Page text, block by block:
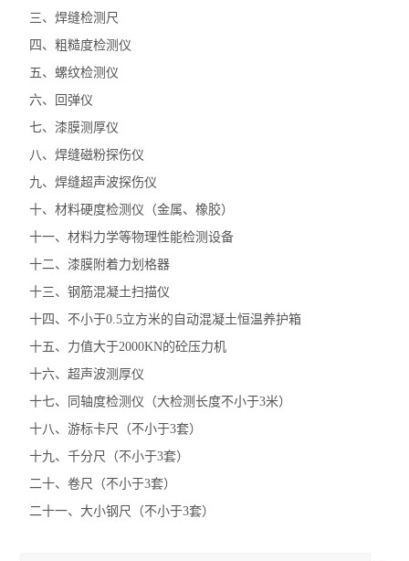
三、焊缝检测尺
四、粗糙度检测仪
五、螺纹检测仪
六、回弹仪
七、漆膜测厚仪
八、焊缝磁粉探伤仪
九、焊缝超声波探伤仪
十、材料硬度检测仪（金属、橡胶）
十一、材料力学等物理性能检测设备
十二、漆膜附着力划格器
十三、钢筋混凝土扫描仪
十四、不小于0.5立方米的自动混凝土恒温养护箱
十五、力值大于2000KN的砼压力机
十六、超声波测厚仪
十七、同轴度检测仪（大检测长度不小于3米）
十八、游标卡尺（不小于3套）
十九、千分尺（不小于3套）
二十、卷尺（不小于3套）
二十一、大小钢尺（不小于3套）